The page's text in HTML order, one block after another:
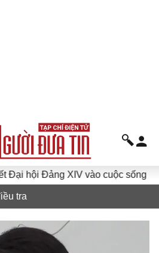
Đảng XIV vào cuộc sống
tra